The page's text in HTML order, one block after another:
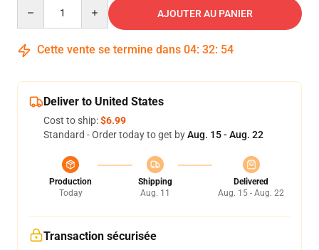
AJOUTER AU PANIER
Cette vente se termine dans 04: 32: 54
Deliver to United States
Cost to ship:$6.99
Standard - Order today to get byAug. 15 - Aug. 22
Production
Today
Shipping
Aug. 11
Delivered
Aug. 15 - Aug. 22
Transaction sécurisée